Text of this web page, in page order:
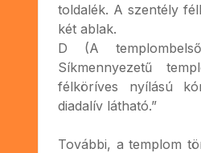
toldalék. A szentély
két ablak.
D (A
Síkmennyezetű
félköríves nyílású
diadalív látható.”
További, a templom